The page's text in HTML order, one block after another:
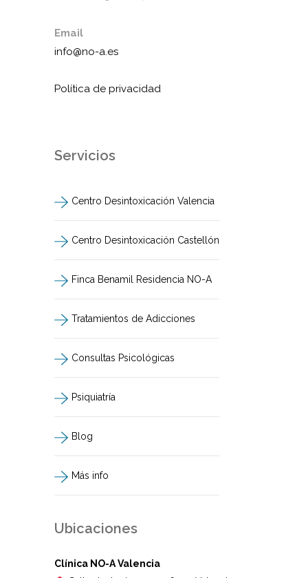
Email
info@no-a.es
Política de privacidad
Servicios
Centro Desintoxicación Valencia
Centro Desintoxicación Castellón
Finca Benamil Residencia NO-A
Tratamientos de Adicciones
Consultas Psicológicas
Psiquiatría
Blog
Más info
Ubicaciones
Clínica NO-A Valencia